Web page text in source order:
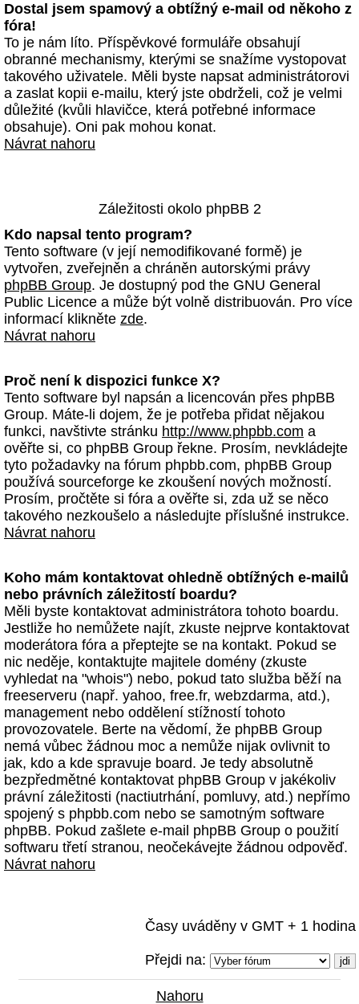
Dostal jsem spamový a obtížný e-mail od někoho z
fóra!
To je nám líto. Příspěvkové formuláře obsahují
obranné mechanismy, kterými se snažíme vystopovat
takového uživatele. Měli byste napsat administrátorovi
a zaslat kopii e-mailu, který jste obdrželi, což je velmi
důležité (kvůli hlavičce, která potřebné informace
obsahuje). Oni pak mohou konat.
Návrat nahoru
Záležitosti okolo phpBB 2
Kdo napsal tento program?
Tento software (v její nemodifikované formě) je
vytvořen, zveřejněn a chráněn autorskými právy
phpBB Group. Je dostupný pod the GNU General
Public Licence a může být volně distribuován. Pro více
informací klikněte zde.
Návrat nahoru
Proč není k dispozici funkce X?
Tento software byl napsán a licencován přes phpBB
Group. Máte-li dojem, že je potřeba přidat nějakou
funkci, navštivte stránku http://www.phpbb.com a
ověřte si, co phpBB Group řekne. Prosím, nevkládejte
tyto požadavky na fórum phpbb.com, phpBB Group
používá sourceforge ke zkoušení nových možností.
Prosím, pročtěte si fóra a ověřte si, zda už se něco
takového nezkoušelo a následujte příslušné instrukce.
Návrat nahoru
Koho mám kontaktovat ohledně obtížných e-mailů
nebo právních záležitostí boardu?
Měli byste kontaktovat administrátora tohoto boardu.
Jestliže ho nemůžete najít, zkuste nejprve kontaktovat
moderátora fóra a přeptejte se na kontakt. Pokud se
nic neděje, kontaktujte majitele domény (zkuste
vyhledat na "whois") nebo, pokud tato služba běží na
freeserveru (např. yahoo, free.fr, webzdarma, atd.),
management nebo oddělení stížností tohoto
provozovatele. Berte na vědomí, že phpBB Group
nemá vůbec žádnou moc a nemůže nijak ovlivnit to
jak, kdo a kde spravuje board. Je tedy absolutně
bezpředmětné kontaktovat phpBB Group v jakékoliv
právní záležitosti (nactiutrhání, pomluvy, atd.) nepřímo
spojený s phpbb.com nebo se samotným software
phpBB. Pokud zašlete e-mail phpBB Group o použití
softwaru třetí stranou, neočekávejte žádnou odpověď.
Návrat nahoru
Časy uváděny v GMT + 1 hodina
Přejdi na:
Nahoru